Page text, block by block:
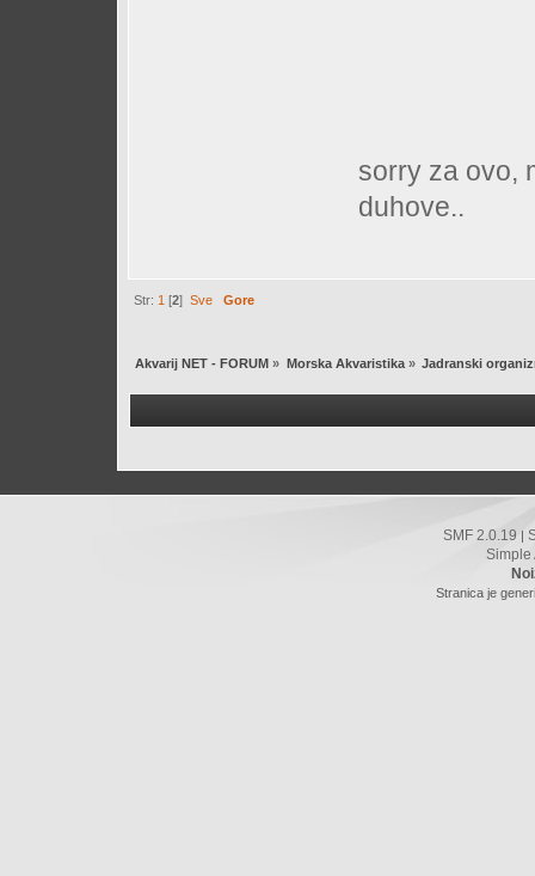
sorry za ovo,
duhove..
Str: 1 [2]Sve Gore
Akvarij NET - FORUM » Morska Akvaristika» Jadranski
SMF 2.0.19 |
Simple
Stranica je